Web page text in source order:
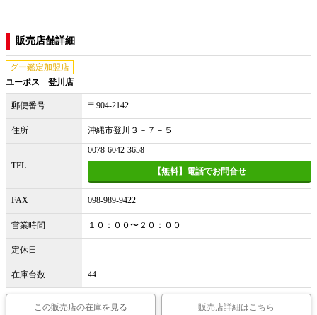
販売店舗詳細
グー鑑定加盟店
ユーポス 登川店
郵便番号 〒904-2142
住所 沖縄市登川３－７－５
TEL
0078-6042-3658
【無料】電話でお問合せ
FAX 098-989-9422
営業時間 １０：００〜２０：００
定休日 ―
在庫台数 44
この販売店の在庫を見る 販売店詳細はこちら